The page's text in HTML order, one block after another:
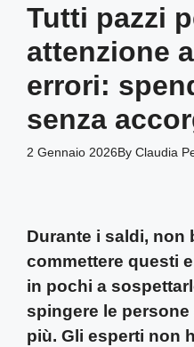
Tutti pazzi
attenzione
errori:
senza
2 Gennaio 2026By Claudia
Durante i saldi, non
commettere questi
in pochi a
spingere le
più. Gli esperti non